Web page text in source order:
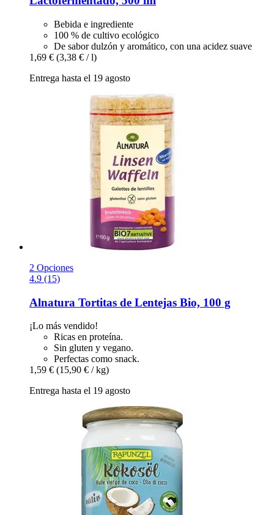
Bebida e ingrediente
100 % de cultivo ecológico
De sabor dulzón y aromático, con una acidez suave
1,69 € (3,38 € / l)
Entrega hasta el 19 agosto
2 Opciones
4.9 (15)
Alnatura Tortitas de Lentejas Bio, 100 g
¡Lo más vendido!
Ricas en proteína.
Sin gluten y vegano.
Perfectas como snack.
1,59 € (15,90 € / kg)
Entrega hasta el 19 agosto